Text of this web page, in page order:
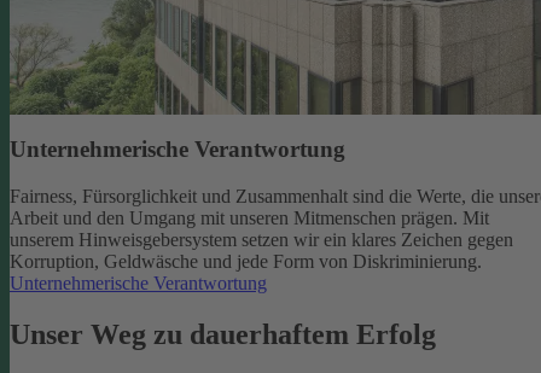
Unternehmerische Verantwortung
Fairness, Fürsorglichkeit und Zusammenhalt sind die Werte, die
Arbeit und den Umgang mit unseren Mitmenschen prägen. Mit
unserem Hinweisgebersystem setzen wir ein klares Zeichen gegen
Korruption, Geldwäsche und jede Form von Diskriminierung.
Unternehmerische Verantwortung
Unser Weg zu dauerhaftem Erfolg